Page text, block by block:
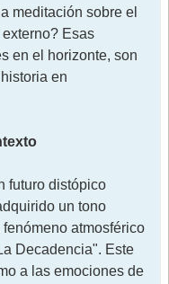
meditación sobre el
Esas
en el horizonte, son
en
futuro distópico
un tono
atmosférico
Decadencia". Este
a las emociones de